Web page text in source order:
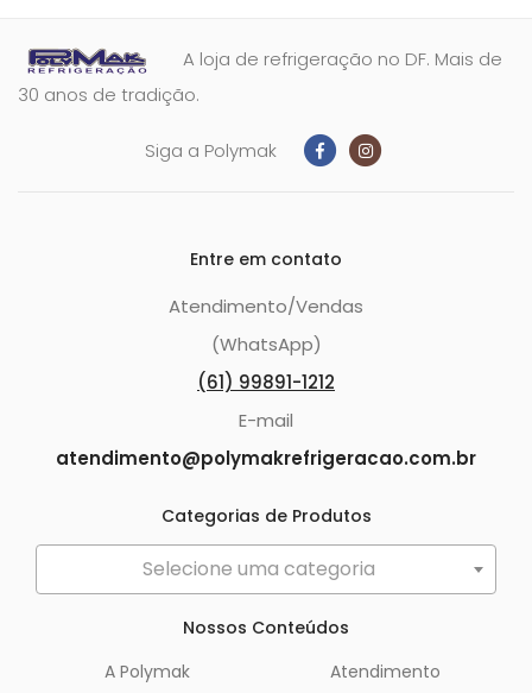
A loja de refrigeração no DF. Mais de
30 anos de tradição.
Siga a Polymak
Entre em contato
Atendimento/Vendas
(WhatsApp)
(61) 99891-1212
E-mail
atendimento@polymakrefrigeracao.com.br
Categorias de Produtos
Selecione uma categoria
Nossos Conteúdos
A Polymak
Atendimento